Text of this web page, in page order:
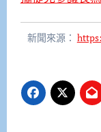
新聞來源：